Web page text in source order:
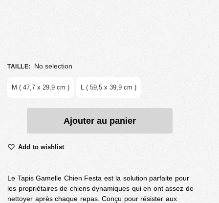
TAILLE: No selection
M ( 47,7 x 29,9 cm ) L ( 59,5 x 39,9 cm )
Ajouter au panier
Add to wishlist
Le Tapis Gamelle Chien Festa est la solution parfaite pour
les propriétaires de chiens dynamiques qui en ont assez de
nettoyer après chaque repas. Conçu pour résister aux